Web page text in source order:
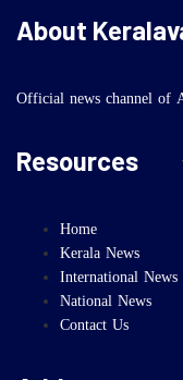
About
Official news channel of
Resources
Home
Kerala News
International News
National News
Contact Us